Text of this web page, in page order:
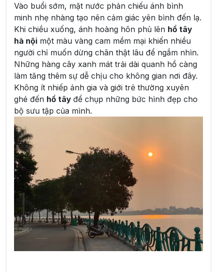
Vào buổi sớm, mặt nước phản chiếu ánh bình
minh nhẹ nhàng tạo nên cảm giác yên bình đến lạ.
Khi chiều xuống, ánh hoàng hôn phủ lên hồ tây
hà nội một màu vàng cam mềm mại khiến nhiều
người chỉ muốn dừng chân thật lâu để ngắm nhìn.
Những hàng cây xanh mát trải dài quanh hồ càng
làm tăng thêm sự dễ chịu cho không gian nơi đây.
Không ít nhiếp ảnh gia và giới trẻ thường xuyên
ghé đến hồ tây để chụp những bức hình đẹp cho
bộ sưu tập của mình.